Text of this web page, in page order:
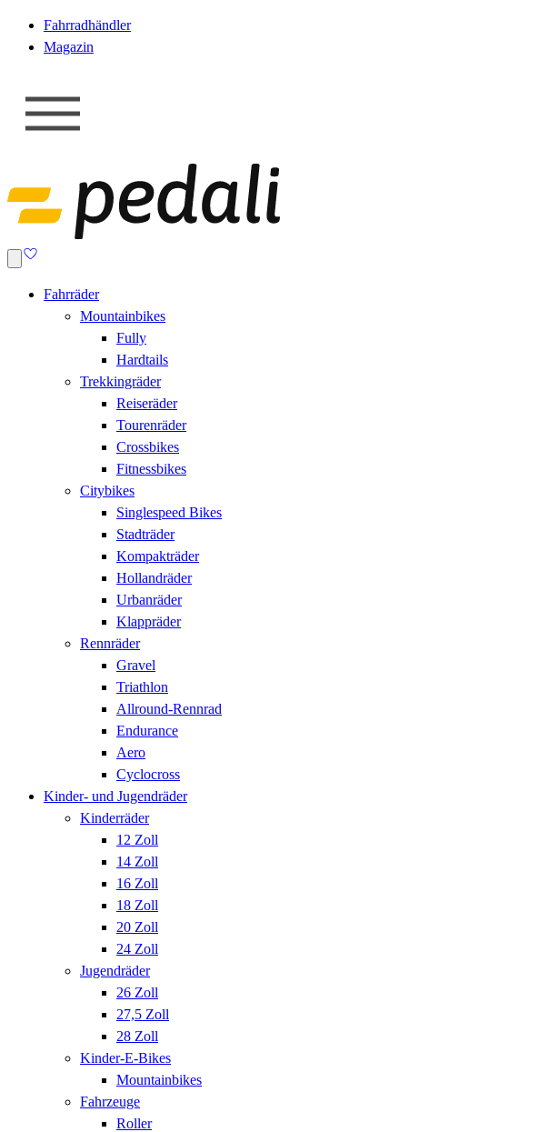
Fahrradhändler
Magazin
Fahrräder
Mountainbikes
Fully
Hardtails
Trekkingräder
Reiseräder
Tourenräder
Crossbikes
Fitnessbikes
Citybikes
Singlespeed Bikes
Stadträder
Kompakträder
Hollandräder
Urbanräder
Klappräder
Rennräder
Gravel
Triathlon
Allround-Rennrad
Endurance
Aero
Cyclocross
Kinder- und Jugendräder
Kinderräder
12 Zoll
14 Zoll
16 Zoll
18 Zoll
20 Zoll
24 Zoll
Jugendräder
26 Zoll
27,5 Zoll
28 Zoll
Kinder-E-Bikes
Mountainbikes
Fahrzeuge
Roller